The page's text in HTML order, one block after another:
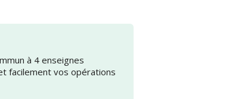
à 4 enseignes
facilement vos opérations